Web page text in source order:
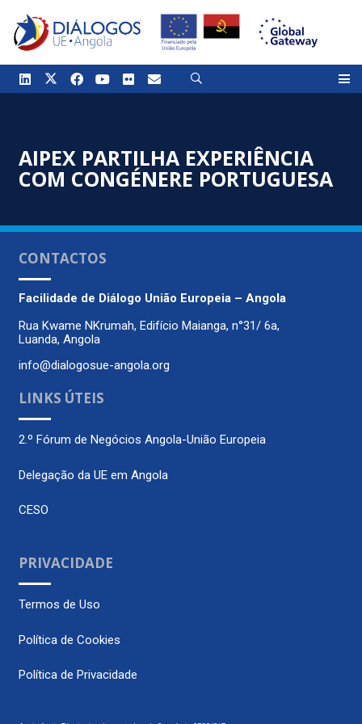
AIPEX PARTILHA EXPERIÊNCIA
COM CONGÉNERE PORTUGUESA
CONTACTOS
Facilidade de Diálogo União Europeia – Angola
Rua Kwame NKrumah, Edifício Maianga, n°31/ 6a,
Luanda, Angola
info@dialogosue-angola.org
LINKS ÚTEIS
2.º Fórum de Negócios Angola-União Europeia
Delegação da UE em Angola
CESO
PRIVACIDADE
Termos de Uso
Política de Cookies
Política de Privacidade